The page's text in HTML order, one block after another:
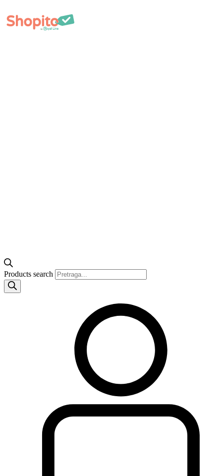
Products search